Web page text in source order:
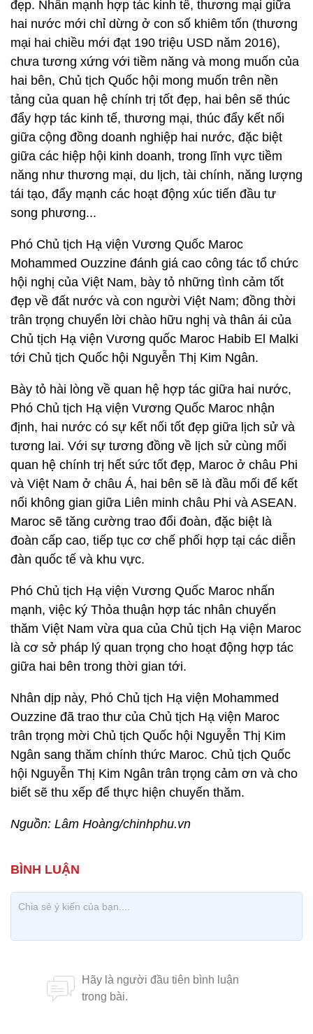
đẹp. Nhấn mạnh hợp tác kinh tế, thương mại giữa
hai nước mới chỉ dừng ở con số khiêm tốn (thương
mại hai chiều mới đạt 190 triệu USD năm 2016),
chưa tương xứng với tiềm năng và mong muốn của
hai bên, Chủ tịch Quốc hội mong muốn trên nền
tảng của quan hệ chính trị tốt đẹp, hai bên sẽ thúc
đẩy hợp tác kinh tế, thương mại, thúc đẩy kết nối
giữa cộng đồng doanh nghiệp hai nước, đặc biệt
giữa các hiệp hội kinh doanh, trong lĩnh vực tiềm
năng như thương mại, du lịch, tài chính, năng lượng
tái tạo, đẩy mạnh các hoạt động xúc tiến đầu tư
song phương...
Phó Chủ tịch Hạ viện Vương Quốc Maroc
Mohammed Ouzzine đánh giá cao công tác tổ chức
hội nghị của Việt Nam, bày tỏ những tình cảm tốt
đẹp về đất nước và con người Việt Nam; đồng thời
trân trọng chuyển lời chào hữu nghị và thân ái của
Chủ tịch Hạ viện Vương quốc Maroc Habib El Malki
tới Chủ tịch Quốc hội Nguyễn Thị Kim Ngân.
Bày tỏ hài lòng về quan hệ hợp tác giữa hai nước,
Phó Chủ tịch Hạ viện Vương Quốc Maroc nhận
định, hai nước có sự kết nối tốt đẹp giữa lịch sử và
tương lai. Với sự tương đồng về lịch sử cùng mối
quan hệ chính trị hết sức tốt đẹp, Maroc ở châu Phi
và Việt Nam ở châu Á, hai bên sẽ là đầu mối để kết
nối không gian giữa Liên minh châu Phi và ASEAN.
Maroc sẽ tăng cường trao đổi đoàn, đặc biệt là
đoàn cấp cao, tiếp tục cơ chế phối hợp tại các diễn
đàn quốc tế và khu vực.
Phó Chủ tịch Hạ viện Vương Quốc Maroc nhấn
mạnh, việc ký Thỏa thuận hợp tác nhân chuyến
thăm Việt Nam vừa qua của Chủ tịch Hạ viện Maroc
là cơ sở pháp lý quan trọng cho hoạt động hợp tác
giữa hai bên trong thời gian tới.
Nhân dịp này, Phó Chủ tịch Hạ viện Mohammed
Ouzzine đã trao thư của Chủ tịch Hạ viện Maroc
trân trọng mời Chủ tịch Quốc hội Nguyễn Thị Kim
Ngân sang thăm chính thức Maroc. Chủ tịch Quốc
hội Nguyễn Thị Kim Ngân trân trọng cảm ơn và cho
biết sẽ thu xếp để thực hiện chuyến thăm.
Nguồn: Lâm Hoàng/chinhphu.vn